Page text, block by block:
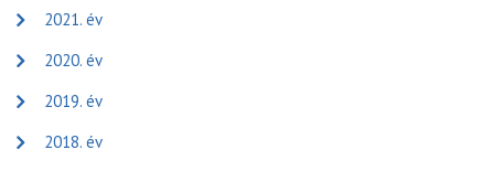
2021. év
2020. év
2019. év
2018. év